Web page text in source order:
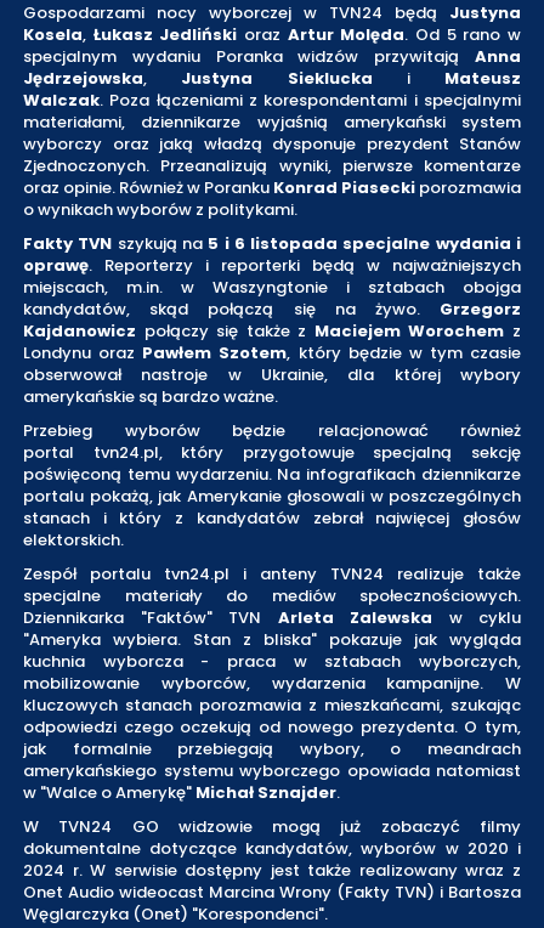
Gospodarzami nocy wyborczej w TVN24 będą Justyna
Kosela, Łukasz Jedliński oraz Artur Molęda. Od 5 rano w
specjalnym wydaniu Poranka widzów przywitają Anna
Jędrzejowska, Justyna Sieklucka i Mateusz
Walczak. Poza łączeniami z korespondentami i specjalnymi
materiałami, dziennikarze wyjaśnią amerykański system
wyborczy oraz jaką władzą dysponuje prezydent Stanów
Zjednoczonych. Przeanalizują wyniki, pierwsze komentarze
oraz opinie. Również w Poranku Konrad Piasecki porozmawia
o wynikach wyborów z politykami.
Fakty TVN szykują na 5 i 6 listopada specjalne wydania i
oprawę. Reporterzy i reporterki będą w najważniejszych
miejscach, m.in. w Waszyngtonie i sztabach obojga
kandydatów, skąd połączą się na żywo. Grzegorz
Kajdanowicz połączy się także z Maciejem Worochem z
Londynu oraz Pawłem Szotem, który będzie w tym czasie
obserwował nastroje w Ukrainie, dla której wybory
amerykańskie są bardzo ważne.
Przebieg wyborów będzie relacjonować również
portal tvn24.pl, który przygotowuje specjalną sekcję
poświęconą temu wydarzeniu. Na infografikach dziennikarze
portalu pokażą, jak Amerykanie głosowali w poszczególnych
stanach i który z kandydatów zebrał najwięcej głosów
elektorskich.
Zespół portalu tvn24.pl i anteny TVN24 realizuje także
specjalne materiały do mediów społecznościowych.
Dziennikarka "Faktów" TVN Arleta Zalewska w cyklu
"Ameryka wybiera. Stan z bliska" pokazuje jak wygląda
kuchnia wyborcza - praca w sztabach wyborczych,
mobilizowanie wyborców, wydarzenia kampanijne. W
kluczowych stanach porozmawia z mieszkańcami, szukając
odpowiedzi czego oczekują od nowego prezydenta. O tym,
jak formalnie przebiegają wybory, o meandrach
amerykańskiego systemu wyborczego opowiada natomiast
w "Walce o Amerykę" Michał Sznajder.
W TVN24 GO widzowie mogą już zobaczyć filmy
dokumentalne dotyczące kandydatów, wyborów w 2020 i
2024 r. W serwisie dostępny jest także realizowany wraz z
Onet Audio wideocast Marcina Wrony (Fakty TVN) i Bartosza
Węglarczyka (Onet) "Korespondenci".